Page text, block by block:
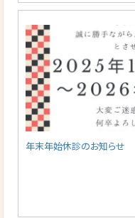
年末年始休診のお知らせ